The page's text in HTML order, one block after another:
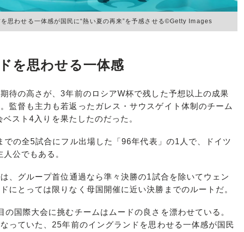
思わせる一体感が国民に“熱い夏の再来”を予感させる©Getty Images
を思わせる一体感
待の高さが、3年前のロシアW杯で残した予想以上の成果
監督も主力も若返ったガレス・サウスゲイト体制のチーム
スト4入りを果たしたのだった。
の全5試合にフル出場した「96年代表」の1人で、ドイツ
公でもある。
、グループ首位通過なら準々決勝の1試合を除いてウェン
にとっては限りなく母国開催に近い決勝までのルートだ。
国際大会に挑むチームはムードの良さを漂わせている。
っていた、25年前のイングランドを思わせる一体感が国民